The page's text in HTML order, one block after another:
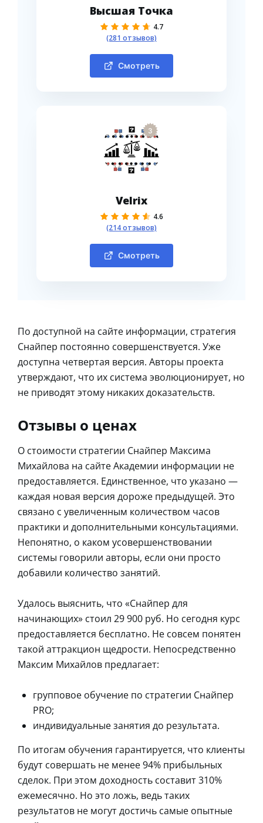
Высшая Точка
4.7
(281 отзывов)
Смотреть
3
Velrix
4.6
(214 отзывов)
Смотреть
По доступной на сайте информации, стратегия
Снайпер постоянно совершенствуется. Уже
доступна четвертая версия. Авторы проекта
утверждают, что их система эволюционирует, но
не приводят этому никаких доказательств.
Отзывы о ценах
О стоимости стратегии Снайпер Максима
Михайлова на сайте Академии информации не
предоставляется. Единственное, что указано —
каждая новая версия дороже предыдущей. Это
связано с увеличенным количеством часов
практики и дополнительными консультациями.
Непонятно, о каком усовершенствовании
системы говорили авторы, если они просто
добавили количество занятий.
Удалось выяснить, что «Снайпер для
начинающих» стоил 29 900 руб. Но сегодня курс
предоставляется бесплатно. Не совсем понятен
такой аттракцион щедрости. Непосредственно
Максим Михайлов предлагает:
групповое обучение по стратегии Снайпер
PRO;
индивидуальные занятия до результата.
По итогам обучения гарантируется, что клиенты
будут совершать не менее 94% прибыльных
сделок. При этом доходность составит 310%
ежемесячно. Но это ложь, ведь таких
результатов не могут достичь самые опытные